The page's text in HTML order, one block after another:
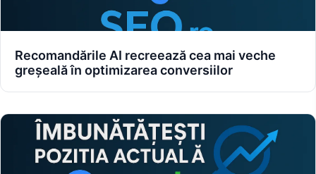
Recomandările AI recreează cea mai veche
greșeală în optimizarea conversiilor